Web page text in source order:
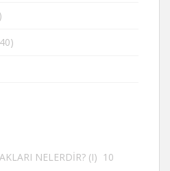
NELERDİR? (I) 10